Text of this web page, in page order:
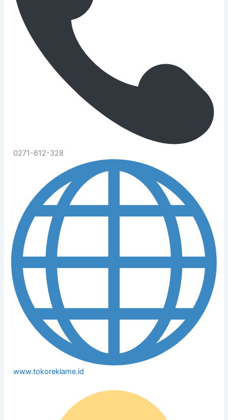
0271-612-328
www.tokoreklame.id